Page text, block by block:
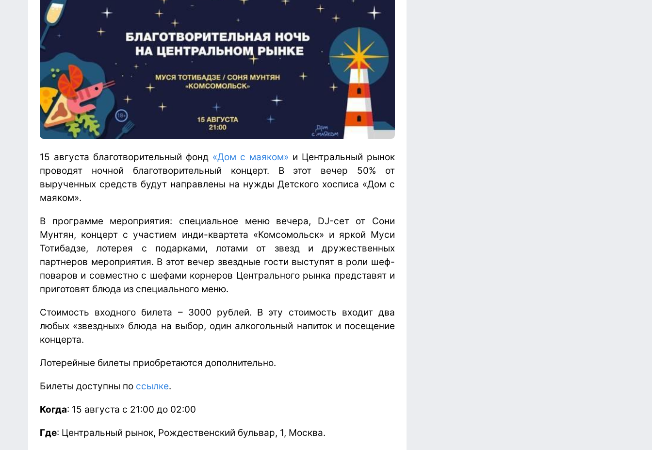
15 августа благотворительный фонд «Дом с маяком» и Центральный рынок
проводят ночной благотворительный концерт. В этот вечер 50% от
вырученных средств будут направлены на нужды Детского хосписа «Дом с
маяком».
В программе мероприятия: специальное меню вечера, DJ-сет от Сони
Мунтян, концерт с участием инди-квартета «Комсомольск» и яркой Муси
Тотибадзе, лотерея с подарками, лотами от звезд и дружественных
партнеров мероприятия. В этот вечер звездные гости выступят в роли шеф-
поваров и совместно с шефами корнеров Центрального рынка представят и
приготовят блюда из специального меню.
Стоимость входного билета – 3000 рублей. В эту стоимость входит два
любых «звездных» блюда на выбор, один алкогольный напиток и посещение
концерта.
Лотерейные билеты приобретаются дополнительно.
Билеты доступны по ссылке.
Когда: 15 августа с 21:00 до 02:00
Где: Центральный рынок, Рождественский бульвар, 1, Москва.